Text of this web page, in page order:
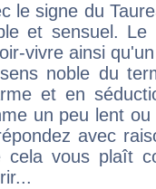
le signe du
et sensuel.
vivre ainsi
noble du
et en
un peu lent
avec
cela vous plaît